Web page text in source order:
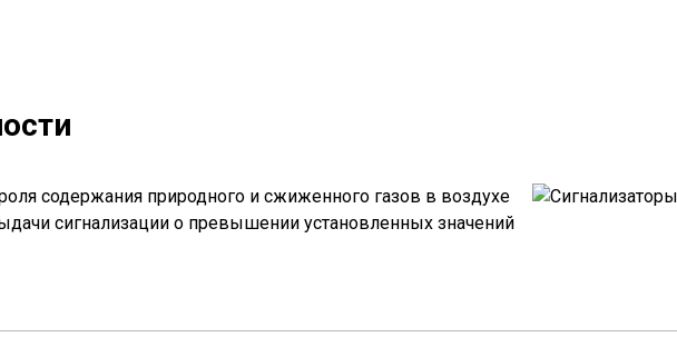
содержания природного и сжиженного газов в воздухе
сигнализации о превышении установленных значений